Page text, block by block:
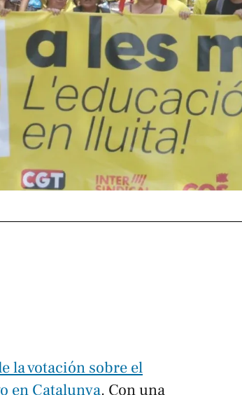
la votación sobre el
en Catalunya. Con una